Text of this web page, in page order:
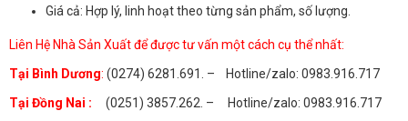
Giá cả: Hợp lý, linh hoạt theo từng sản phẩm, số lượng.
Liên Hệ Nhà Sản Xuất để được tư vấn một cách cụ thể nhất:
Tại Bình Dương: (0274) 6281.691. – Hotline/zalo: 0983.916.717
Tại Đồng Nai : (0251) 3857.262. – Hotline/zalo: 0983.916.717